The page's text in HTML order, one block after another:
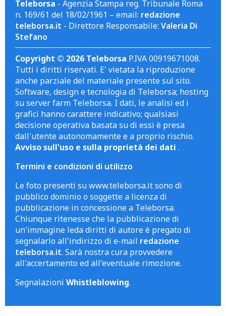
Teleborsa - Agenzia Stampa reg. Tribunale Roma
n. 169/61 del 18/02/1961 – email: redazione
teleborsa.it - Direttore Responsabile: Valeria Di
Stefano
Copyright © 2026 Teleborsa P.IVA 00919671008.
Tutti i diritti riservati. E' vietata la riproduzione
anche parziale del materiale presente sul sito.
Software, design e tecnologia di Teleborsa; hosting
su server farm Teleborsa. I dati, le analisi ed i
grafici hanno carattere indicativo; qualsiasi
decisione operativa basata su di essi è presa
dall'utente autonomamente e a proprio rischio.
Avviso sull'uso e sulla proprietà dei dati .
Termini e condizioni di utilizzo
Le foto presenti su www.teleborsa.it sono di
pubblico dominio o soggette a licenza di
pubblicazione in concessione a Teleborsa.
Chiunque ritenesse che la pubblicazione di
un'immagine leda diritti di autore è pregato di
segnalarlo all'indirizzo di e-mail redazione
teleborsa.it. Sarà nostra cura provvedere
all'accertamento ed all'eventuale rimozione.
Segnalazioni Whistleblowing.